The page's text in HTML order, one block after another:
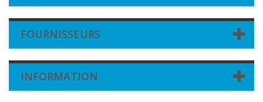
FOURNISSEURS
INFORMATION